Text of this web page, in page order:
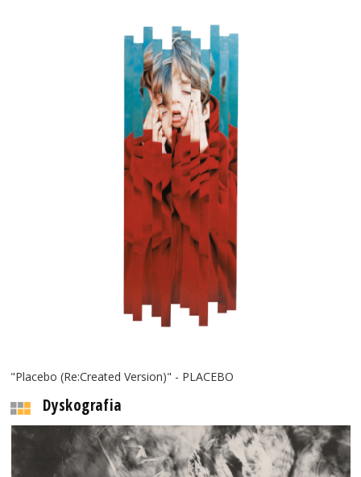
"Placebo (Re:Created Version)" - PLACEBO
Dyskografia